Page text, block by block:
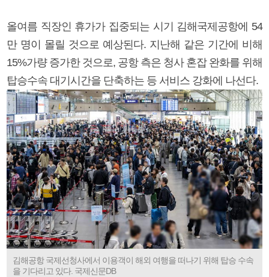
올여름 직장인 휴가가 집중되는 시기 김해국제공항에 54
만 명이 몰릴 것으로 예상된다. 지난해 같은 기간에 비해
15%가량 증가한 것으로, 공항 측은 청사 혼잡 완화를 위해
탑승수속 대기시간을 단축하는 등 서비스 강화에 나선다.
김해공항 국제선청사에서 이용객이 해외 여행을 떠나기 위해 탑승 수속
을 기다리고 있다. 국제신문DB